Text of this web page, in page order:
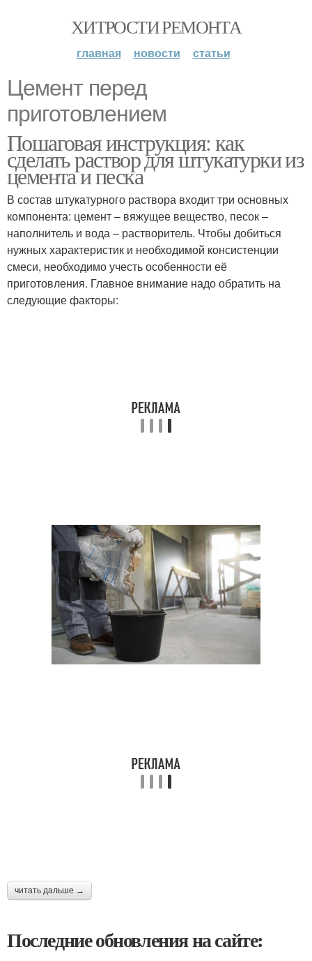
ХИТРОСТИ РЕМОНТА
главная новости статьи
Цемент перед
приготовлением
Пошаговая инструкция: как
сделать раствор для штукатурки из
цемента и песка
В состав штукатурного раствора входит три основных
компонента: цемент – вяжущее вещество, песок –
наполнитель и вода – растворитель. Чтобы добиться
нужных характеристик и необходимой консистенции
смеси, необходимо учесть особенности её
приготовления. Главное внимание надо обратить на
следующие факторы:
читать дальше →
Последние обновления на сайте: